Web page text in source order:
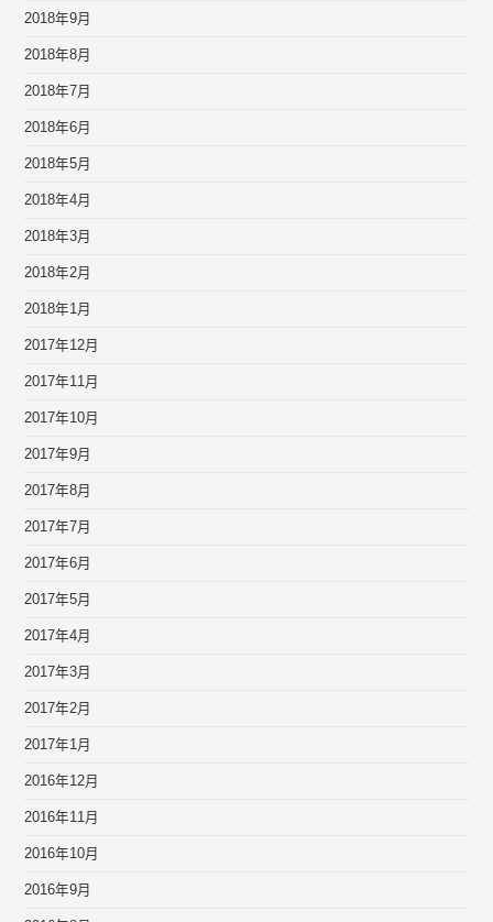
2018年9月
2018年8月
2018年7月
2018年6月
2018年5月
2018年4月
2018年3月
2018年2月
2018年1月
2017年12月
2017年11月
2017年10月
2017年9月
2017年8月
2017年7月
2017年6月
2017年5月
2017年4月
2017年3月
2017年2月
2017年1月
2016年12月
2016年11月
2016年10月
2016年9月